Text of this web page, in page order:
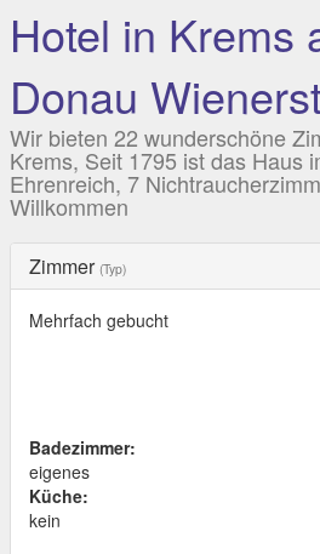
Hotel in Krems
Donau
Wir bieten 22 wunderschöne
Krems, Seit 1795 ist das Haus
Ehrenreich, 7
Willkommen
Zimmer (Typ)
Mehrfach gebucht
Badezimmer:
eigenes
Küche:
kein